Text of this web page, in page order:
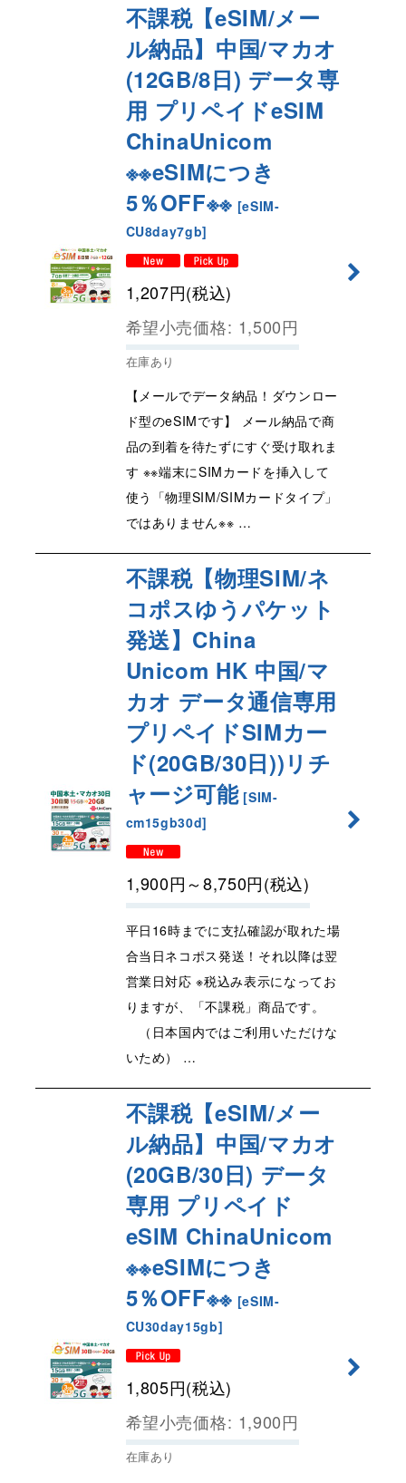
不課税【eSIM/メー
ル納品】中国/マカオ
(12GB/8日) データ専
用 プリペイドeSIM
ChinaUnicom
※※eSIMにつき
5％OFF※※ [eSIM-
CU8day7gb]
1,207円(税込)
希望小売価格: 1,500円
在庫あり
【メールでデータ納品！ダウンロー
ド型のeSIMです】 メール納品で商
品の到着を待たずにすぐ受け取れま
す ※※端末にSIMカードを挿入して
使う「物理SIM/SIMカードタイプ」
ではありません※※ …
不課税【物理SIM/ネ
コポスゆうパケット
発送】China
Unicom HK 中国/マ
カオ データ通信専用
プリペイドSIMカー
ド(20GB/30日))リチ
ャージ可能 [SIM-
cm15gb30d]
1,900円～8,750円(税込)
平日16時までに支払確認が取れた場
合当日ネコポス発送！それ以降は翌
営業日対応 ※税込み表示になってお
りますが、「不課税」商品です。
（日本国内ではご利用いただけな
いため） …
不課税【eSIM/メー
ル納品】中国/マカオ
(20GB/30日) データ
専用 プリペイド
eSIM ChinaUnicom
※※eSIMにつき
5％OFF※※ [eSIM-
CU30day15gb]
1,805円(税込)
希望小売価格: 1,900円
在庫あり